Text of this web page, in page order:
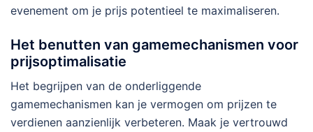
evenement om je prijs potentieel te maximaliseren.
Het benutten van gamemechanismen voor
prijsoptimalisatie
Het begrijpen van de onderliggende
gamemechanismen kan je vermogen om prijzen te
verdienen aanzienlijk verbeteren. Maak je vertrouwd